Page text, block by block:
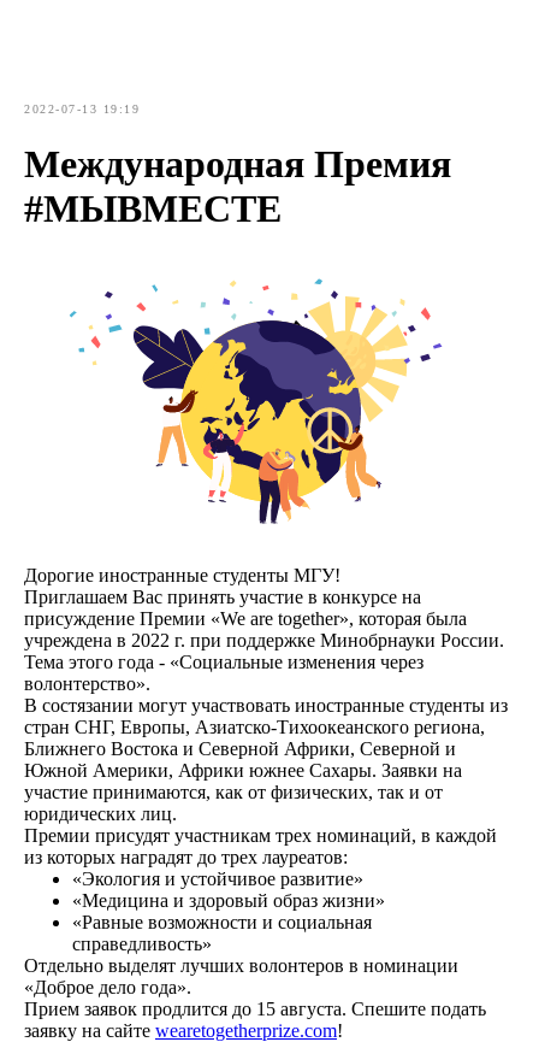
2022-07-13 19:19
Международная Премия
#МЫВМЕСТЕ
Дорогие иностранные студенты МГУ!
Приглашаем Вас принять участие в конкурсе на
присуждение Премии «We are together», которая была
учреждена в 2022 г. при поддержке Минобрнауки России.
Тема этого года - «Социальные изменения через
волонтерство».
В состязании могут участвовать иностранные студенты из
стран СНГ, Европы, Азиатско-Тихоокеанского региона,
Ближнего Востока и Северной Африки, Северной и
Южной Америки, Африки южнее Сахары. Заявки на
участие принимаются, как от физических, так и от
юридических лиц.
Премии присудят участникам трех номинаций, в каждой
из которых наградят до трех лауреатов:
«Экология и устойчивое развитие»
«Медицина и здоровый образ жизни»
«Равные возможности и социальная
справедливость»
Отдельно выделят лучших волонтеров в номинации
«Доброе дело года».
Прием заявок продлится до 15 августа. Спешите подать
заявку на сайте wearetogetherprize.com!